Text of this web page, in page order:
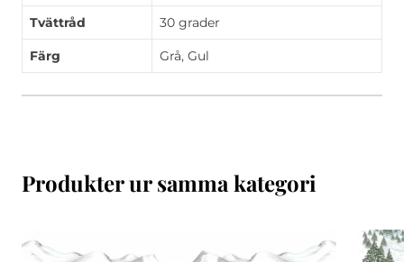
Tvättråd 30 grader
Färg Grå, Gul
Produkter ur samma kategori